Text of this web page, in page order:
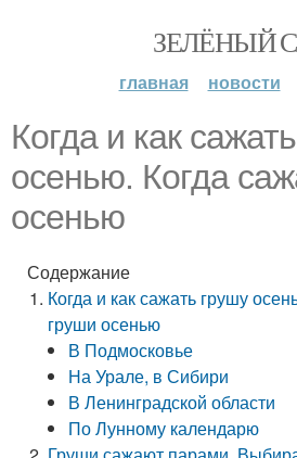
ЗЕЛЁНЫЙ
главная новости
Когда и как
осенью. Когда
осенью
Содержание
Когда и как сажать грушу
груши осенью
В Подмосковье
На Урале, в Сибири
В Ленинградской области
По Лунному календарю